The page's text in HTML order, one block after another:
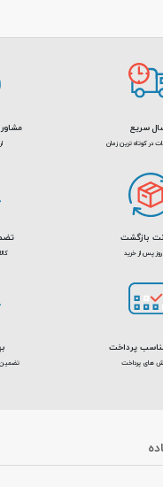
اما در صورت آتش سوزی،
شیلد به دور کل کابل به
و تداخل الکترو مغناطیسی
سریع
در کوتاه ترین زمان
بازگشت
پرداخت
های پرداخت تضمین